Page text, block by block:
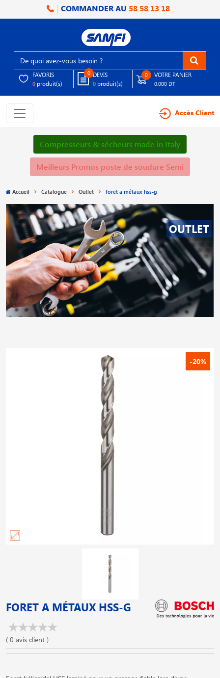
COMMANDER AU 58 58 13 18
FAVORIS
0 produit(s)
0 DEVIS
0 produit(s)
0 VOTRE PANIER
0.000 DT
Accès Client
Compresseurs & sécheurs made in Italy
Meilleurs Promos poste de soudure Semi
Accueil Catalogue Outlet foret a métaux hss-g
OUTLET
-20%
FORET A MÉTAUX HSS-G
( 0 avis client )